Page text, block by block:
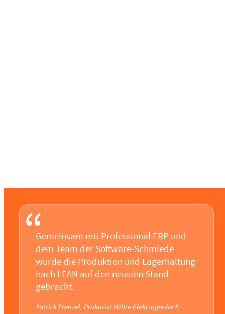
“Gemeinsam mit Professional ERP und
dem Team der Software-Schmiede
wurde die Produktion und Lagerhaltung
nach LEAN auf den neusten Stand
gebracht.
Patrick Frenzel, Prokurist Wibre Elektrogeräte E.